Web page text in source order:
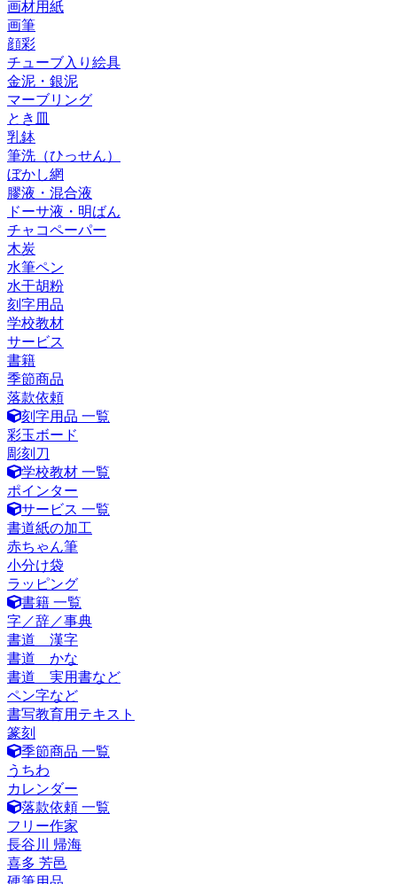
画材用紙
画筆
顔彩
チューブ入り絵具
金泥・銀泥
マーブリング
とき皿
乳鉢
筆洗（ひっせん）
ぼかし網
膠液・混合液
ドーサ液・明ばん
チャコペーパー
木炭
水筆ペン
水干胡粉
刻字用品
学校教材
サービス
書籍
季節商品
落款依頼
刻字用品 一覧
彩玉ボード
彫刻刀
学校教材 一覧
ポインター
サービス 一覧
書道紙の加工
赤ちゃん筆
小分け袋
ラッピング
書籍 一覧
字／辞／事典
書道 漢字
書道 かな
書道 実用書など
ペン字など
書写教育用テキスト
篆刻
季節商品 一覧
うちわ
カレンダー
落款依頼 一覧
フリー作家
長谷川 帰海
喜多 芳邑